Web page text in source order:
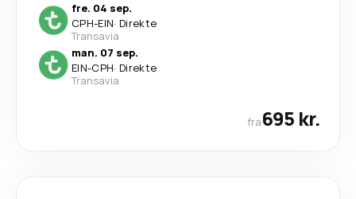
fre. 04 sep.
CPH-EIN· Direkte
Transavia
man. 07 sep.
EIN-CPH· Direkte
Transavia
fra695 kr.